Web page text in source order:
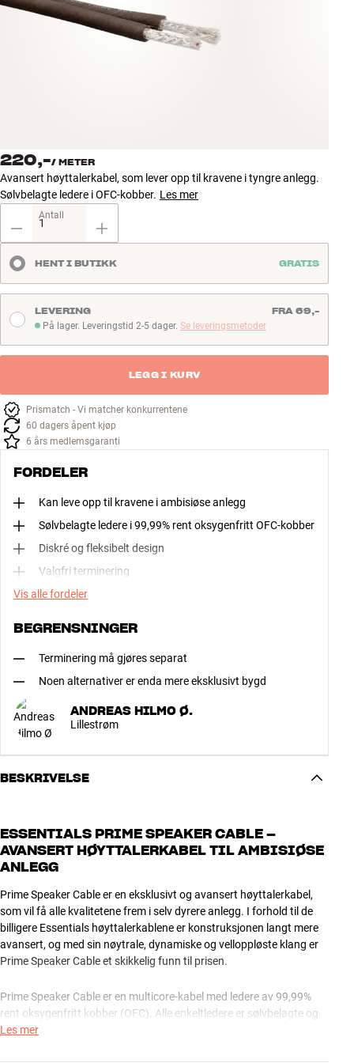
Tilbehør
TILBUD
Finn Butikk
Kundeservice
Logg inn
Kundeservice
Bygg med lyd
220,-/ METER
Avansert høyttalerkabel, som lever opp til kravene i tyngre anlegg.
Sølvbelagte ledere i OFC-kobber. Les mer
Antall
HENT I BUTIKK GRATIS
På lager. Leveringstid 2-5 dager
På lager. Leveringstid 2-5 dager. Se leveringsmetoder
LEVERING FRA 69,-
LEGG I KURV
Prismatch - Vi matcher konkurrentene
60 dagers åpent kjøp
6 års medlemsgaranti
FORDELER
Kan leve opp til kravene i ambisiøse anlegg
Sølvbelagte ledere i 99,99% rent oksygenfritt OFC-kobber
Diskré og fleksibelt design
Valgfri terminering
Vis alle fordeler
BEGRENSNINGER
Terminering må gjøres separat
Noen alternativer er enda mere eksklusivt bygd
ANDREAS HILMO Ø.
Lillestrøm
BESKRIVELSE
ESSENTIALS PRIME SPEAKER CABLE –
AVANSERT HØYTTALERKABEL TIL AMBISIØSE
ANLEGG
Prime Speaker Cable er en eksklusivt og avansert høyttalerkabel,
som vil få alle kvalitetene frem i selv dyrere anlegg. I forhold til de
billigere Essentials høyttalerkablene er konstruksjonen langt mere
avansert, og med sin nøytrale, dynamiske og velloppløste klang er
Prime Speaker Cable et skikkelig funn til prisen.
Prime Speaker Cable er en multicore-kabel med ledere av 99,99%
rent oksygenfritt kobber (OFC). Alle enkeltledere er sølvbelagte og
tvunnet i tre lag rundt en hul kjerne av polyethylen. Denne
Les mer